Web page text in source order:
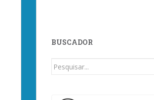
BUSCADOR
Procurar